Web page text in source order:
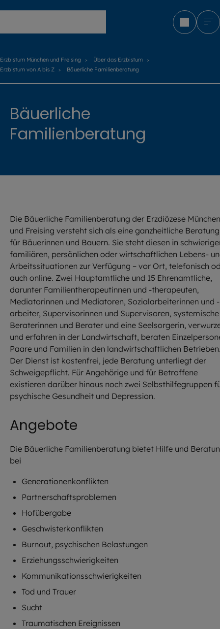
Erzbistum München und Freising
Über das Erzbistum
Erzbistum von A bis Z
Bäuerliche Familienberatung
Bäuerliche
Familienberatung
Die Bäuerliche Familienberatung der Erzdiözese München
und Freising versteht sich als eine ganzheitliche Beratung
für Bäuerinnen und Bauern. Sie steht diesen in
familiären, persönlichen oder wirtschaftlichen Lebens-
Arbeitssituationen zur Verfügung – vor Ort, telefonisch
auch online. Zwei Hauptamtliche und 15 Ehrenamtliche,
darunter Familientherapeutinnen und -therapeuten,
Mediatorinnen und Mediatoren, Sozialarbeiterinnen und -
arbeiter, Supervisorinnen und Supervisoren, systemische
Beraterinnen und Berater und eine Seelsorgerin,
und erfahren in der Landwirtschaft, beraten
Paare und Familien in den landwirtschaftlichen
Der Dienst ist kostenfrei, jede Beratung unterliegt der
Schweigepflicht. Für Angehörige und für Betroffene
existieren darüber hinaus noch zwei Selbsthilfegruppen
psychische Gesundheit und Depression.
Angebote
Die Bäuerliche Familienberatung bietet Hilfe und
bei
Generationenkonflikten
Partnerschaftsproblemen
Hofübergabe
Geschwisterkonflikten
Burnout, psychischen Belastungen
Erziehungsschwierigkeiten
Kommunikationsschwierigkeiten
Tod und Trauer
Sucht
Traumatischen Ereignissen